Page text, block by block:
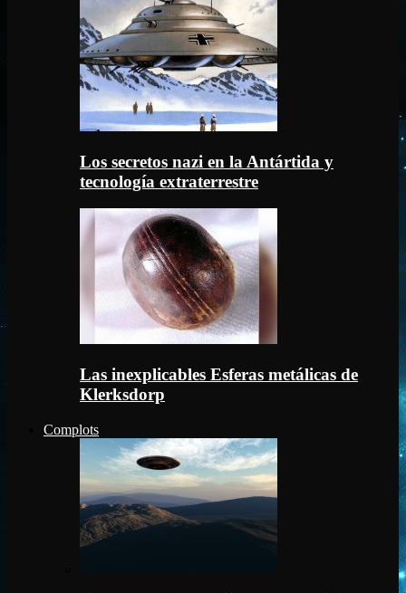
Los secretos nazi en la Antártida y
tecnología extraterrestre
Las inexplicables Esferas metálicas de
Klerksdorp
Complots